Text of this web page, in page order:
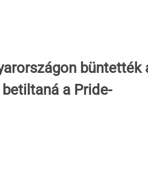
büntették
a Pride-